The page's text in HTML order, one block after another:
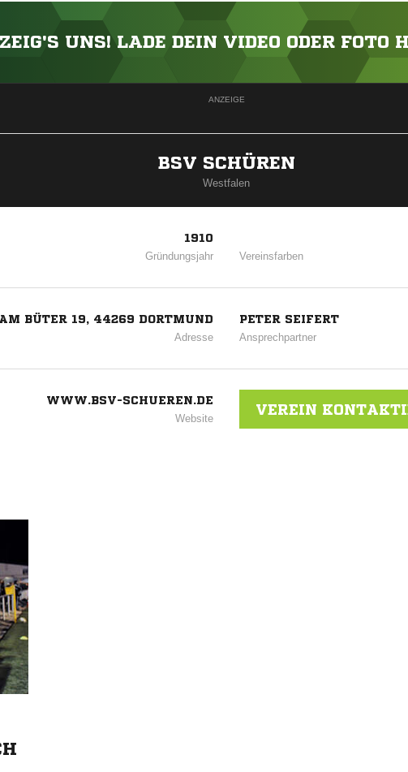
ZEIG'S UNS! LADE DEIN VIDEO ODER FOTO
ANZEIGE
BSV SCHÜREN
Westfalen
1910
Gründungsjahr Vereinsfarben
AM BÜTER 19, 44269 DORTMUND
Adresse
PETER SEIFERT
Ansprechpartner
WWW.BSV-SCHUEREN.DE
Website
VEREIN